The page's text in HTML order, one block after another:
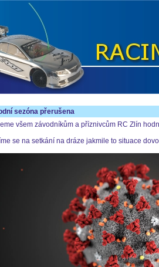
sezóna přerušena
všem závodníkům a příznivcům RC Zlín
se na setkání na dráze jakmile to situace